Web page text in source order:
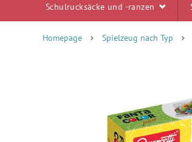
Schulrucksäcke und -ranzen
Homepage Spielzeug nach Typ